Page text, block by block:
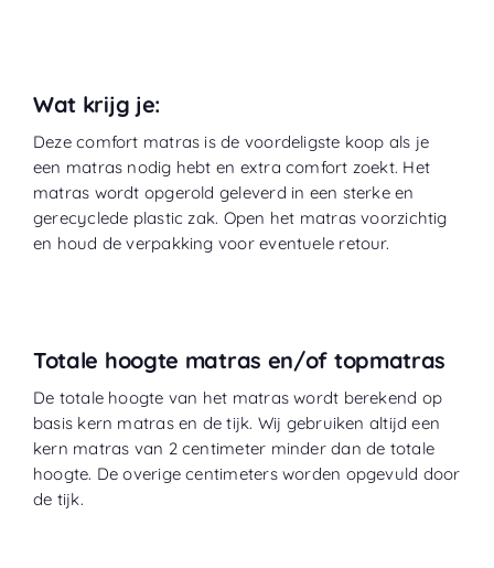
Wat krijg je:
Deze comfort matras is de voordeligste koop als je
een matras nodig hebt en extra comfort zoekt. Het
matras wordt opgerold geleverd in een sterke en
gerecyclede plastic zak. Open het matras voorzichtig
en houd de verpakking voor eventuele retour.
Totale hoogte matras en/of topmatras
De totale hoogte van het matras wordt berekend op
basis kern matras en de tijk. Wij gebruiken altijd een
kern matras van 2 centimeter minder dan de totale
hoogte. De overige centimeters worden opgevuld door
de tijk.